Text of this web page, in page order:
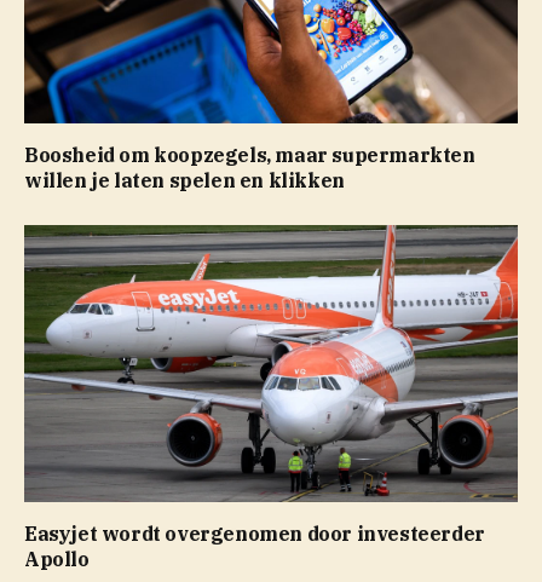
Boosheid om koopzegels, maar supermarkten
willen je laten spelen en klikken
Easyjet wordt overgenomen door investeerder
Apollo